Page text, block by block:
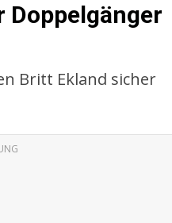
Doppelgänger
Britt Ekland sicher